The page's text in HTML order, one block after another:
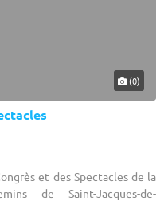
(0)
et des Spectacles de la
de Saint-Jacques-de-